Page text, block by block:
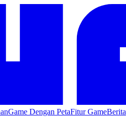
Game Dengan PetaFitur GameBerita